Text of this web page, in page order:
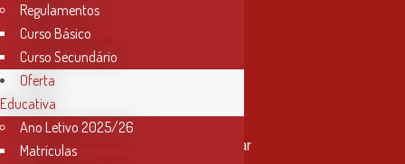
Contactos
Rua Miguel Bombarda, nº 4, 1º andar
Regulamentos
Curso Básico
Curso Secundário
Oferta
Educativa
Ano Letivo 2025/26
Matrículas